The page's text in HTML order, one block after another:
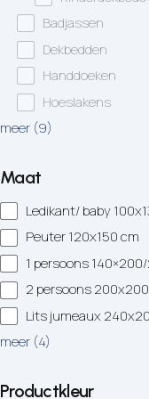
Hoofdkussens
Matrasbeschermers
Badjassen
Dekbedden
Handdoeken
Hoeslakens
meer (9)
Maat
Ledikant/ baby
Peuter 120x150 cm
1 persoons
2 persoons
Lits jumeaux
meer (4)
Productkleur